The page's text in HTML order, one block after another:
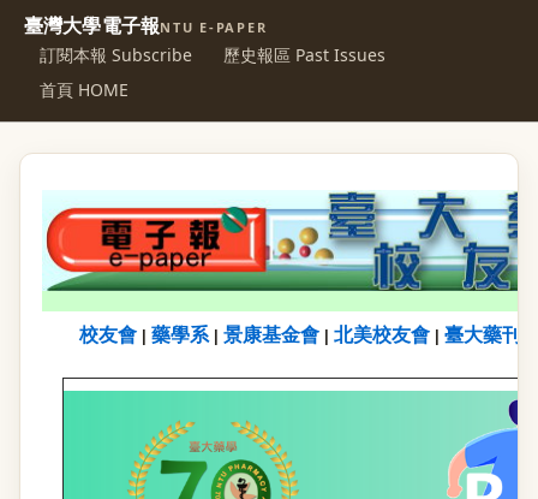
臺灣大學電子報NTU E-PAPER
訂閱本報 Subscribe
歷史報區 Past Issues
首頁 HOME
校友會 藥學系| 景康基金會 北美校友會 臺大藥刊